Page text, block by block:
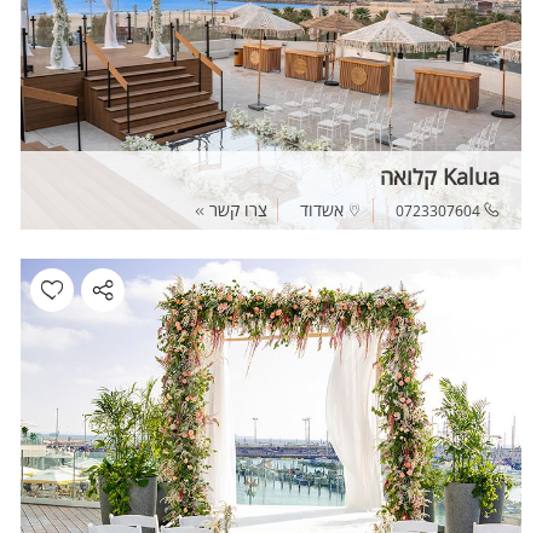
Kalua קלואה
0723307604 אשדוד צרו קשר